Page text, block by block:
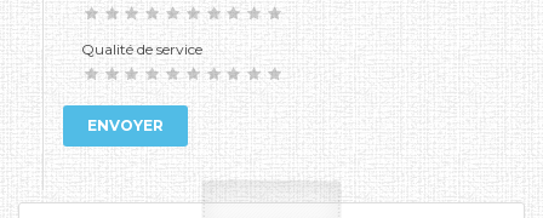
Qualité de service
ENVOYER